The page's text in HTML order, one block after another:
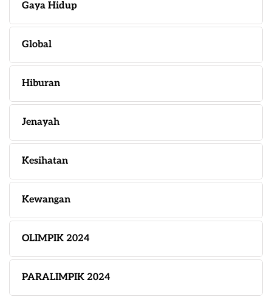
Gaya Hidup
Global
Hiburan
Jenayah
Kesihatan
Kewangan
OLIMPIK 2024
PARALIMPIK 2024